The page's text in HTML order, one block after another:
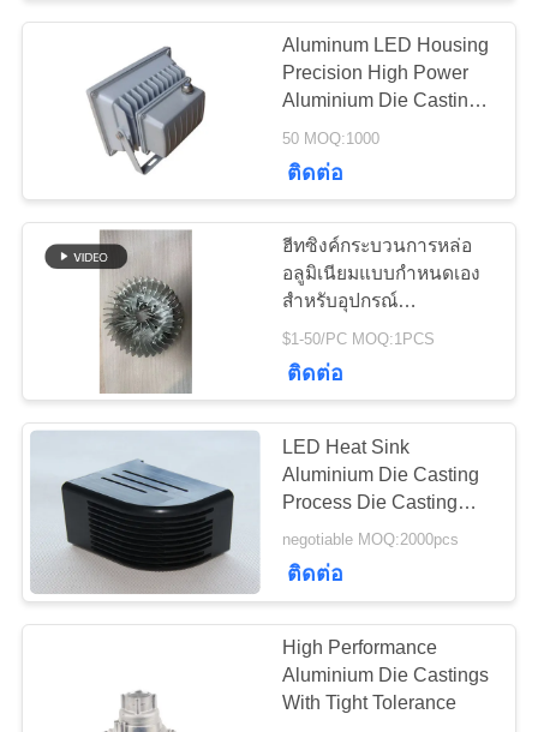
ควบคุม
คุณภาพ
เรา
แผนผัง
เว็บไซต์
PRIVACY
POLICY
Aluminum LED Housing
Precision High Power
Aluminium Die Casting
Process
50 MOQ:1000
ติดต่อ
ฮีทซิงค์กระบวนการหล่อ
อลูมิเนียมแบบกำหนดเอง
สำหรับอุปกรณ์
อุตสาหกรรม RoHS
$1-50/PC MOQ:1PCS
ติดต่อ
LED Heat Sink
Aluminium Die Casting
Process Die Casting
Assembly CNC
negotiable MOQ:2000pcs
ติดต่อ
High Performance
Aluminium Die Castings
With Tight Tolerance